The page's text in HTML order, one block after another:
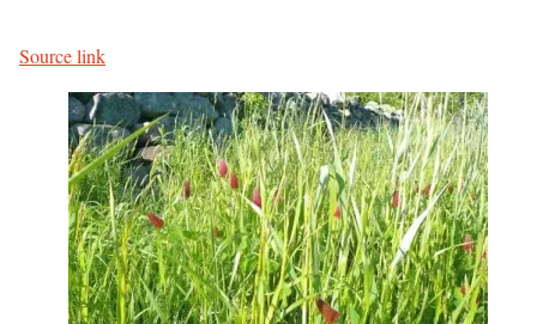
Source link